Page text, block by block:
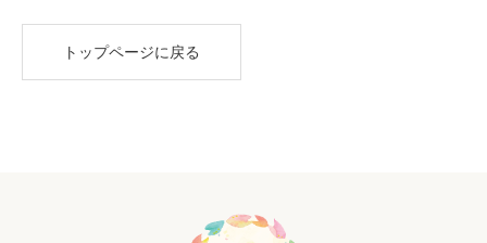
トップページに戻る